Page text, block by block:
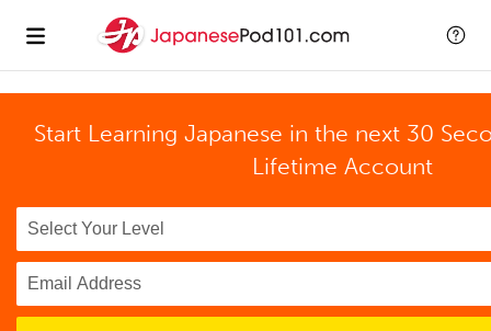
Start Learning Japanese in the next 30
Lifetime Account